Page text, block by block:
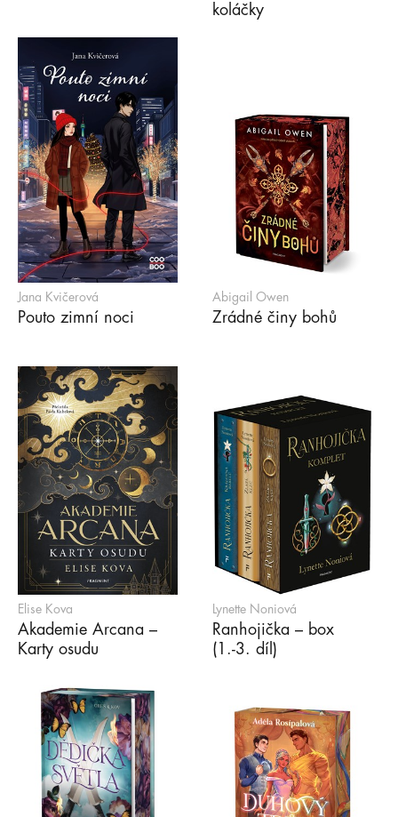
koláčky
Jana Kvičerová
Pouto zimní noci
Abigail Owen
Zrádné činy bohů
Elise Kova
Akademie Arcana –
Karty osudu
Lynette Noniová
Ranhojička – box
(1.-3. díl)